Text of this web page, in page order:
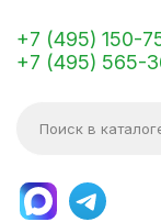
+7 (495) 150-
+7 (495) 565-